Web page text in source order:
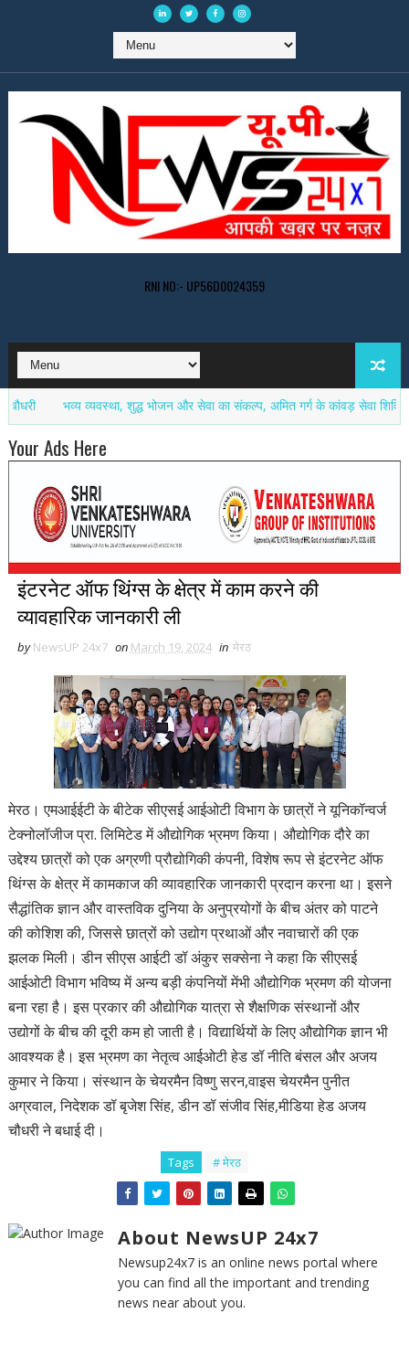
RNI NO:- UP56D0024359
भव्य व्यवस्था, शुद्ध भोजन और सेवा का संकल्प, अमित गर्ग के कांवड़ सेवा शिविर ने बनाई
Your Ads Here
इंटरनेट ऑफ थिंग्स के क्षेत्र में काम करने की
व्यावहारिक जानकारी ली
by NewsUP 24x7 on March 19, 2024 in मेरठ
मेरठ। एमआईईटी के बीटेक सीएसई आईओटी विभाग के छात्रों ने यूनिकॉन्वर्ज
टेक्नोलॉजीज प्रा. लिमिटेड में औद्योगिक भ्रमण किया। औद्योगिक दौरे का
उद्देश्य छात्रों को एक अग्रणी प्रौद्योगिकी कंपनी, विशेष रूप से इंटरनेट ऑफ
थिंग्स के क्षेत्र में कामकाज की व्यावहारिक जानकारी प्रदान करना था। इसने
सैद्धांतिक ज्ञान और वास्तविक दुनिया के अनुप्रयोगों के बीच अंतर को पाटने
की कोशिश की, जिससे छात्रों को उद्योग प्रथाओं और नवाचारों की एक
झलक मिली। डीन सीएस आईटी डॉ अंकुर सक्सेना ने कहा कि सीएसई
आईओटी विभाग भविष्य में अन्य बड़ी कंपनियों मेंभी औद्योगिक भ्रमण की योजना
बना रहा है। इस प्रकार की औद्योगिक यात्रा से शैक्षणिक संस्थानों और
उद्योगों के बीच की दूरी कम हो जाती है। विद्यार्थियों के लिए औद्योगिक ज्ञान भी
आवश्यक है। इस भ्रमण का नेतृत्व आईओटी हेड डॉ नीति बंसल और अजय
कुमार ने किया। संस्थान के चेयरमैन विष्णु सरन,वाइस चेयरमैन पुनीत
अग्रवाल, निदेशक डॉ बृजेश सिंह, डीन डॉ संजीव सिंह,मीडिया हेड अजय
चौधरी ने बधाई दी।
Tags # मेरठ
About NewsUP 24x7
Newsup24x7 is an online news portal where
you can find all the important and trending
news near about you.